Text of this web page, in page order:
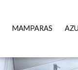
MAMPARAS